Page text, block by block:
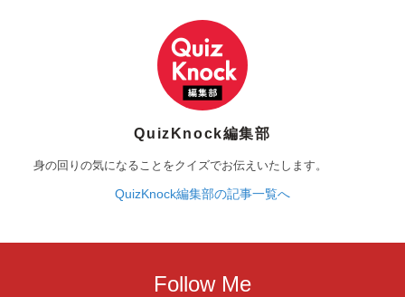
QuizKnock編集部
身の回りの気になることをクイズでお伝えいたします。
QuizKnock編集部の記事一覧へ
Follow Me